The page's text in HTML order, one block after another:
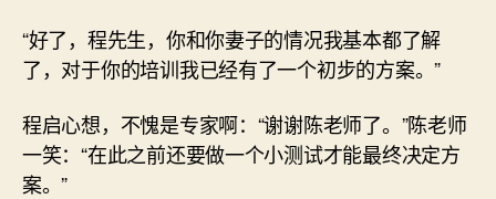
“好了，程先生，你和你妻子的情况我基本都了解
了，对于你的培训我已经有了一个初步的方案。”
程启心想，不愧是专家啊：“谢谢陈老师了。”陈老师
一笑：“在此之前还要做一个小测试才能最终决定方
案。”